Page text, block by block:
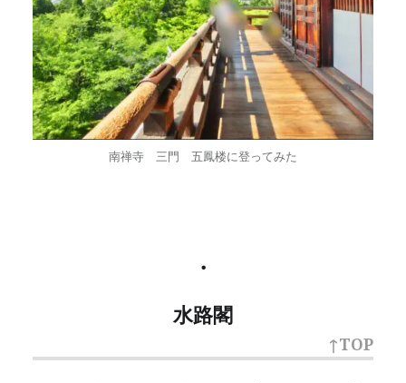
南禅寺 三門 五鳳楼に登ってみた
・
水路閣
↑TOP